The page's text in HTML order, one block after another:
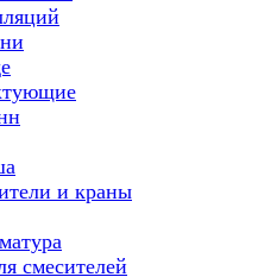
и краны
смесителей